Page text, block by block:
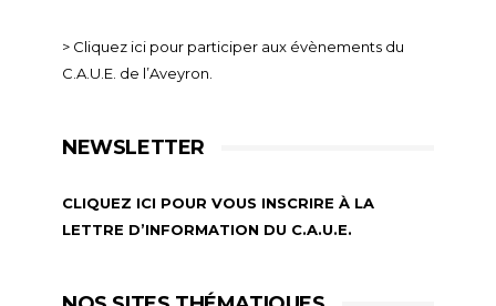
> Cliquez ici pour participer aux évènements du
C.A.U.E. de l’Aveyron.
NEWSLETTER
CLIQUEZ ICI POUR VOUS INSCRIRE À LA
LETTRE D’INFORMATION DU C.A.U.E.